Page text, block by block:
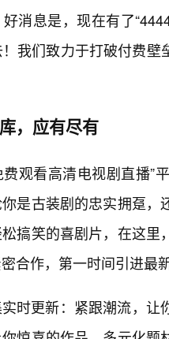
消息是，现在有了
我们致力于打破付费
，应有尽有
费观看高清电视剧直播”
是古装剧的忠实拥趸
搞笑的喜剧片，在这
合作，第一时间引进最
时更新：紧跟潮流，